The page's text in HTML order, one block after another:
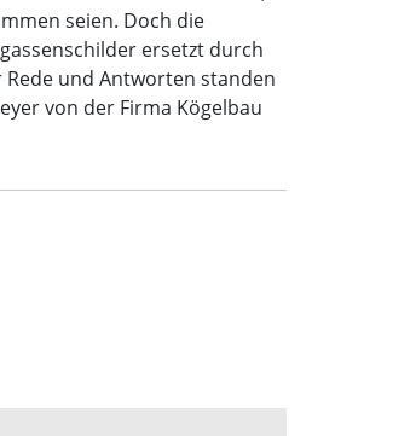
seien. Doch die
ersetzt durch
und Antworten standen
von der Firma Kögelbau